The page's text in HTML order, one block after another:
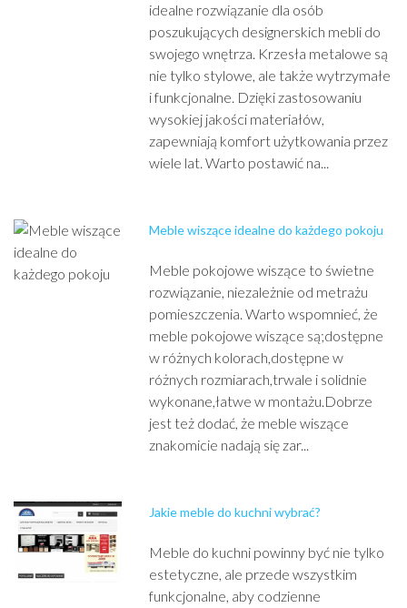
idealne rozwiązanie dla osób
poszukujących designerskich mebli do
swojego wnętrza. Krzesła metalowe są
nie tylko stylowe, ale także wytrzymałe
i funkcjonalne. Dzięki zastosowaniu
wysokiej jakości materiałów,
zapewniają komfort użytkowania przez
wiele lat. Warto postawić na...
Meble wiszące idealne do każdego pokoju
Meble pokojowe wiszące to świetne
rozwiązanie, niezależnie od metrażu
pomieszczenia. Warto wspomnieć, że
meble pokojowe wiszące są;dostępne
w różnych kolorach,dostępne w
różnych rozmiarach,trwale i solidnie
wykonane,łatwe w montażu.Dobrze
jest też dodać, że meble wiszące
znakomicie nadają się zar...
Jakie meble do kuchni wybrać?
Meble do kuchni powinny być nie tylko
estetyczne, ale przede wszystkim
funkcjonalne, aby codzienne